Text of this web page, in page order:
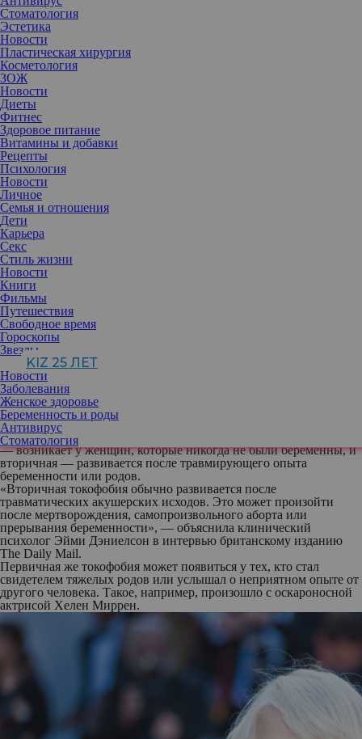
Стоматология
Эстетика
Новости
Пластическая хирургия
Косметология
ЗОЖ
Новости
Диеты
Фитнес
Здоровое питание
Витамины и добавки
Рецепты
Психология
Новости
Личное
Семья и отношения
Дети
Карьера
Секс
Стиль жизни
Новости
Книги
Фильмы
Путешествия
Свободное время
Гороскопы
Звезды
KIZ 25 ЛЕТ
Новости
Заболевания
Женское здоровье
Беременность и роды
Антивирус
Стоматология
Большинство из нас не слышали о токофобии, хотя с каждым
годом она вызывает все больше и больше беспокойств у
представителей научного сообщества, не говоря о будущих
матерях.
Сам термин токофобия появился еще в 2000 году в работах
британских психиатров и с тех пор используется для
обозначения патологического страха перед беременностью и
родами.
Многие люди склонны недооценивать масштаб данной
проблемы, а зря. Ведь если раньше считалось, что болезнь
затрагивает от 7 до 14 процентов женщин, то согласно новым
исследованиям эта цифра возросла чуть ли не в 6 раз – до 60
процентов.
Почему появляется токофобия
Ученые выделяют два основных подвида токофобии. Первичная
— возникает у женщин, которые никогда не были беременны, и
вторичная — развивается после травмирующего опыта
беременности или родов.
«Вторичная токофобия обычно развивается после
травматических акушерских исходов. Это может произойти
после мертворождения, самопроизвольного аборта или
прерывания беременности», — объяснила клинический
психолог Эйми Дэниелсон в интервью британскому изданию
The Daily Mail.
Первичная же токофобия может появиться у тех, кто стал
свидетелем тяжелых родов или услышал о неприятном опыте от
другого человека. Такое, например, произошло с оскароносной
актрисой Хелен Миррен.